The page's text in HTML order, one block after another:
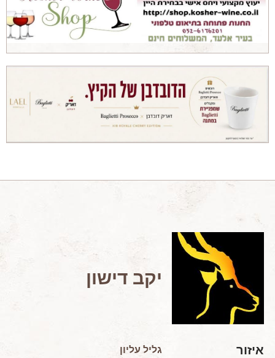
יקבים
מאמרים
טורים על יקבים
מאמרים מקצועיים
מאמרים הלכתיים
המלצות יין לְ שַׁבָּת
חדשות ועדכונים
צור קשר
יקב דישון
איזור גליל עליון